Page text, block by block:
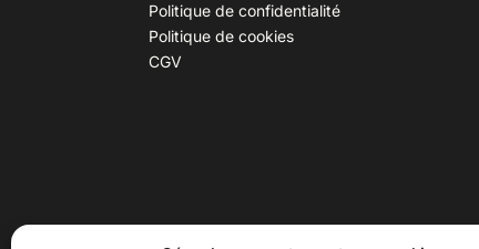
Politique de confidentialité
Politique de cookies
CGV